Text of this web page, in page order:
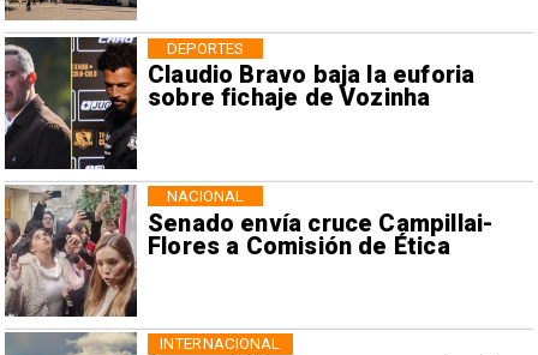
Claudio Bravo baja la euforia
sobre fichaje de Vozinha
DEPORTES
Senado envía cruce Campillai-
Flores a Comisión de Ética
NACIONAL
INTERNACIONAL